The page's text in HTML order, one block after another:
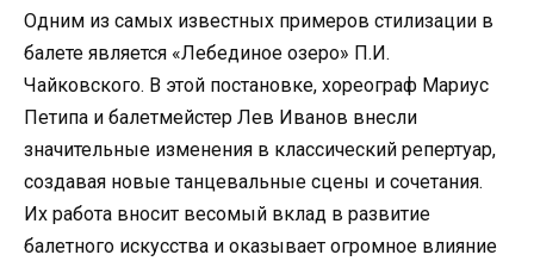
Одним из самых известных примеров стилизации в
балете является «Лебединое озеро» П.И.
Чайковского. В этой постановке, хореограф Мариус
Петипа и балетмейстер Лев Иванов внесли
значительные изменения в классический репертуар,
создавая новые танцевальные сцены и сочетания.
Их работа вносит весомый вклад в развитие
балетного искусства и оказывает огромное влияние